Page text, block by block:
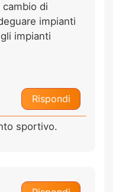
di
impianti
impianti
Rispondi
sportivo.